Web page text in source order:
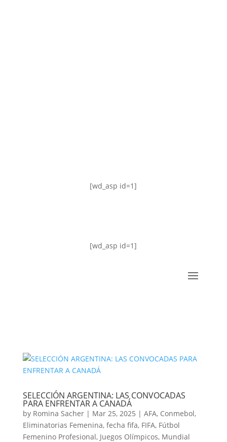
[wd_asp id=1]
[wd_asp id=1]
SELECCIÓN ARGENTINA: LAS CONVOCADAS
PARA ENFRENTAR A CANADÁ
by Romina Sacher| Mar 25, 2025 | AFA, Conmebol,
Eliminatorias Femenina, fecha fifa, FIFA, Fútbol
Femenino Profesional, Juegos Olímpicos, Mundial